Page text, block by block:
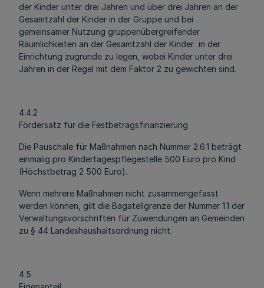
der Kinder unter drei Jahren und über drei Jahren an der
Gesamtzahl der Kinder in der Gruppe und bei
gemeinsamer Nutzung gruppenübergreifender
Räumlichkeiten an der Gesamtzahl der Kinder in der
Einrichtung zugrunde zu legen, wobei Kinder unter drei
Jahren in der Regel mit dem Faktor 2 zu gewichten sind.
4.4.2
Fördersatz für die Festbetragsfinanzierung
Die Pauschale für Maßnahmen nach Nummer 2.6.1 beträgt
einmalig pro Kindertagespflegestelle 500 Euro pro Kind
(Höchstbetrag 2 500 Euro).
Wenn mehrere Maßnahmen nicht zusammengefasst
werden können, gilt die Bagatellgrenze der Nummer 1.1 der
Verwaltungsvorschriften für Zuwendungen an Gemeinden
zu § 44 Landeshaushaltsordnung nicht.
4.5